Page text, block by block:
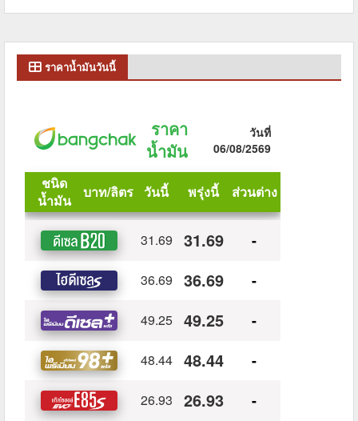
ราคาน้ำมันวันนี้